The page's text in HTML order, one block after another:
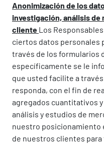
Anonimización de los
investigación, análisis
cliente Los
ciertos datos personales
través de los formularios
específicamente se le
que usted facilite a
responda, con el fin de
agregados cuantitativos
análisis y estudios de
nuestro posicionamiento
de nuestros clientes